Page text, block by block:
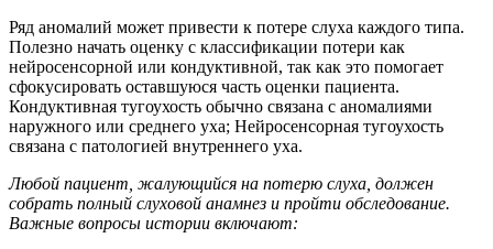
Ряд аномалий может привести к потере слуха каждого типа.
Полезно начать оценку с классификации потери как
нейросенсорной или кондуктивной, так как это помогает
сфокусировать оставшуюся часть оценки пациента.
Кондуктивная тугоухость обычно связана с аномалиями
наружного или среднего уха; Нейросенсорная тугоухость
связана с патологией внутреннего уха.
Любой пациент, жалующийся на потерю слуха, должен
собрать полный слуховой анамнез и пройти обследование.
Важные вопросы истории включают: